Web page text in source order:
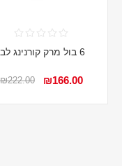
6 בול מרק קורנינג לבן
₪166.00
₪222.00